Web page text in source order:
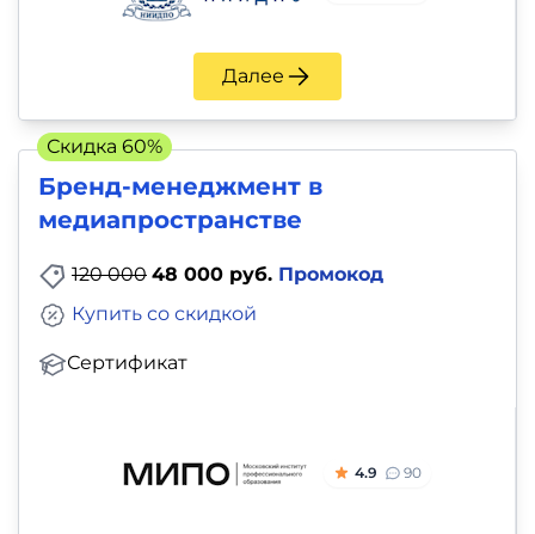
Далее
Бренд-менеджмент в
медиапространстве
120 000 48 000 руб. Промокод
Сертификат
Купить со скидкой
4.9 90
Скидка 60%
Психология
саморазвитие
Прочее
Репетиторы
Тесты
на
профориентацию